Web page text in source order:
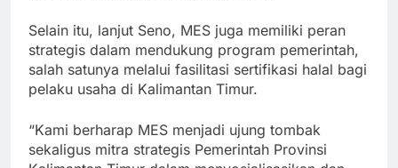
Selain itu, lanjut Seno, MES juga memiliki peran
strategis dalam mendukung program pemerintah,
salah satunya melalui fasilitasi sertifikasi halal bagi
pelaku usaha di Kalimantan Timur.
“Kami berharap MES menjadi ujung tombak
sekaligus mitra strategis Pemerintah Provinsi